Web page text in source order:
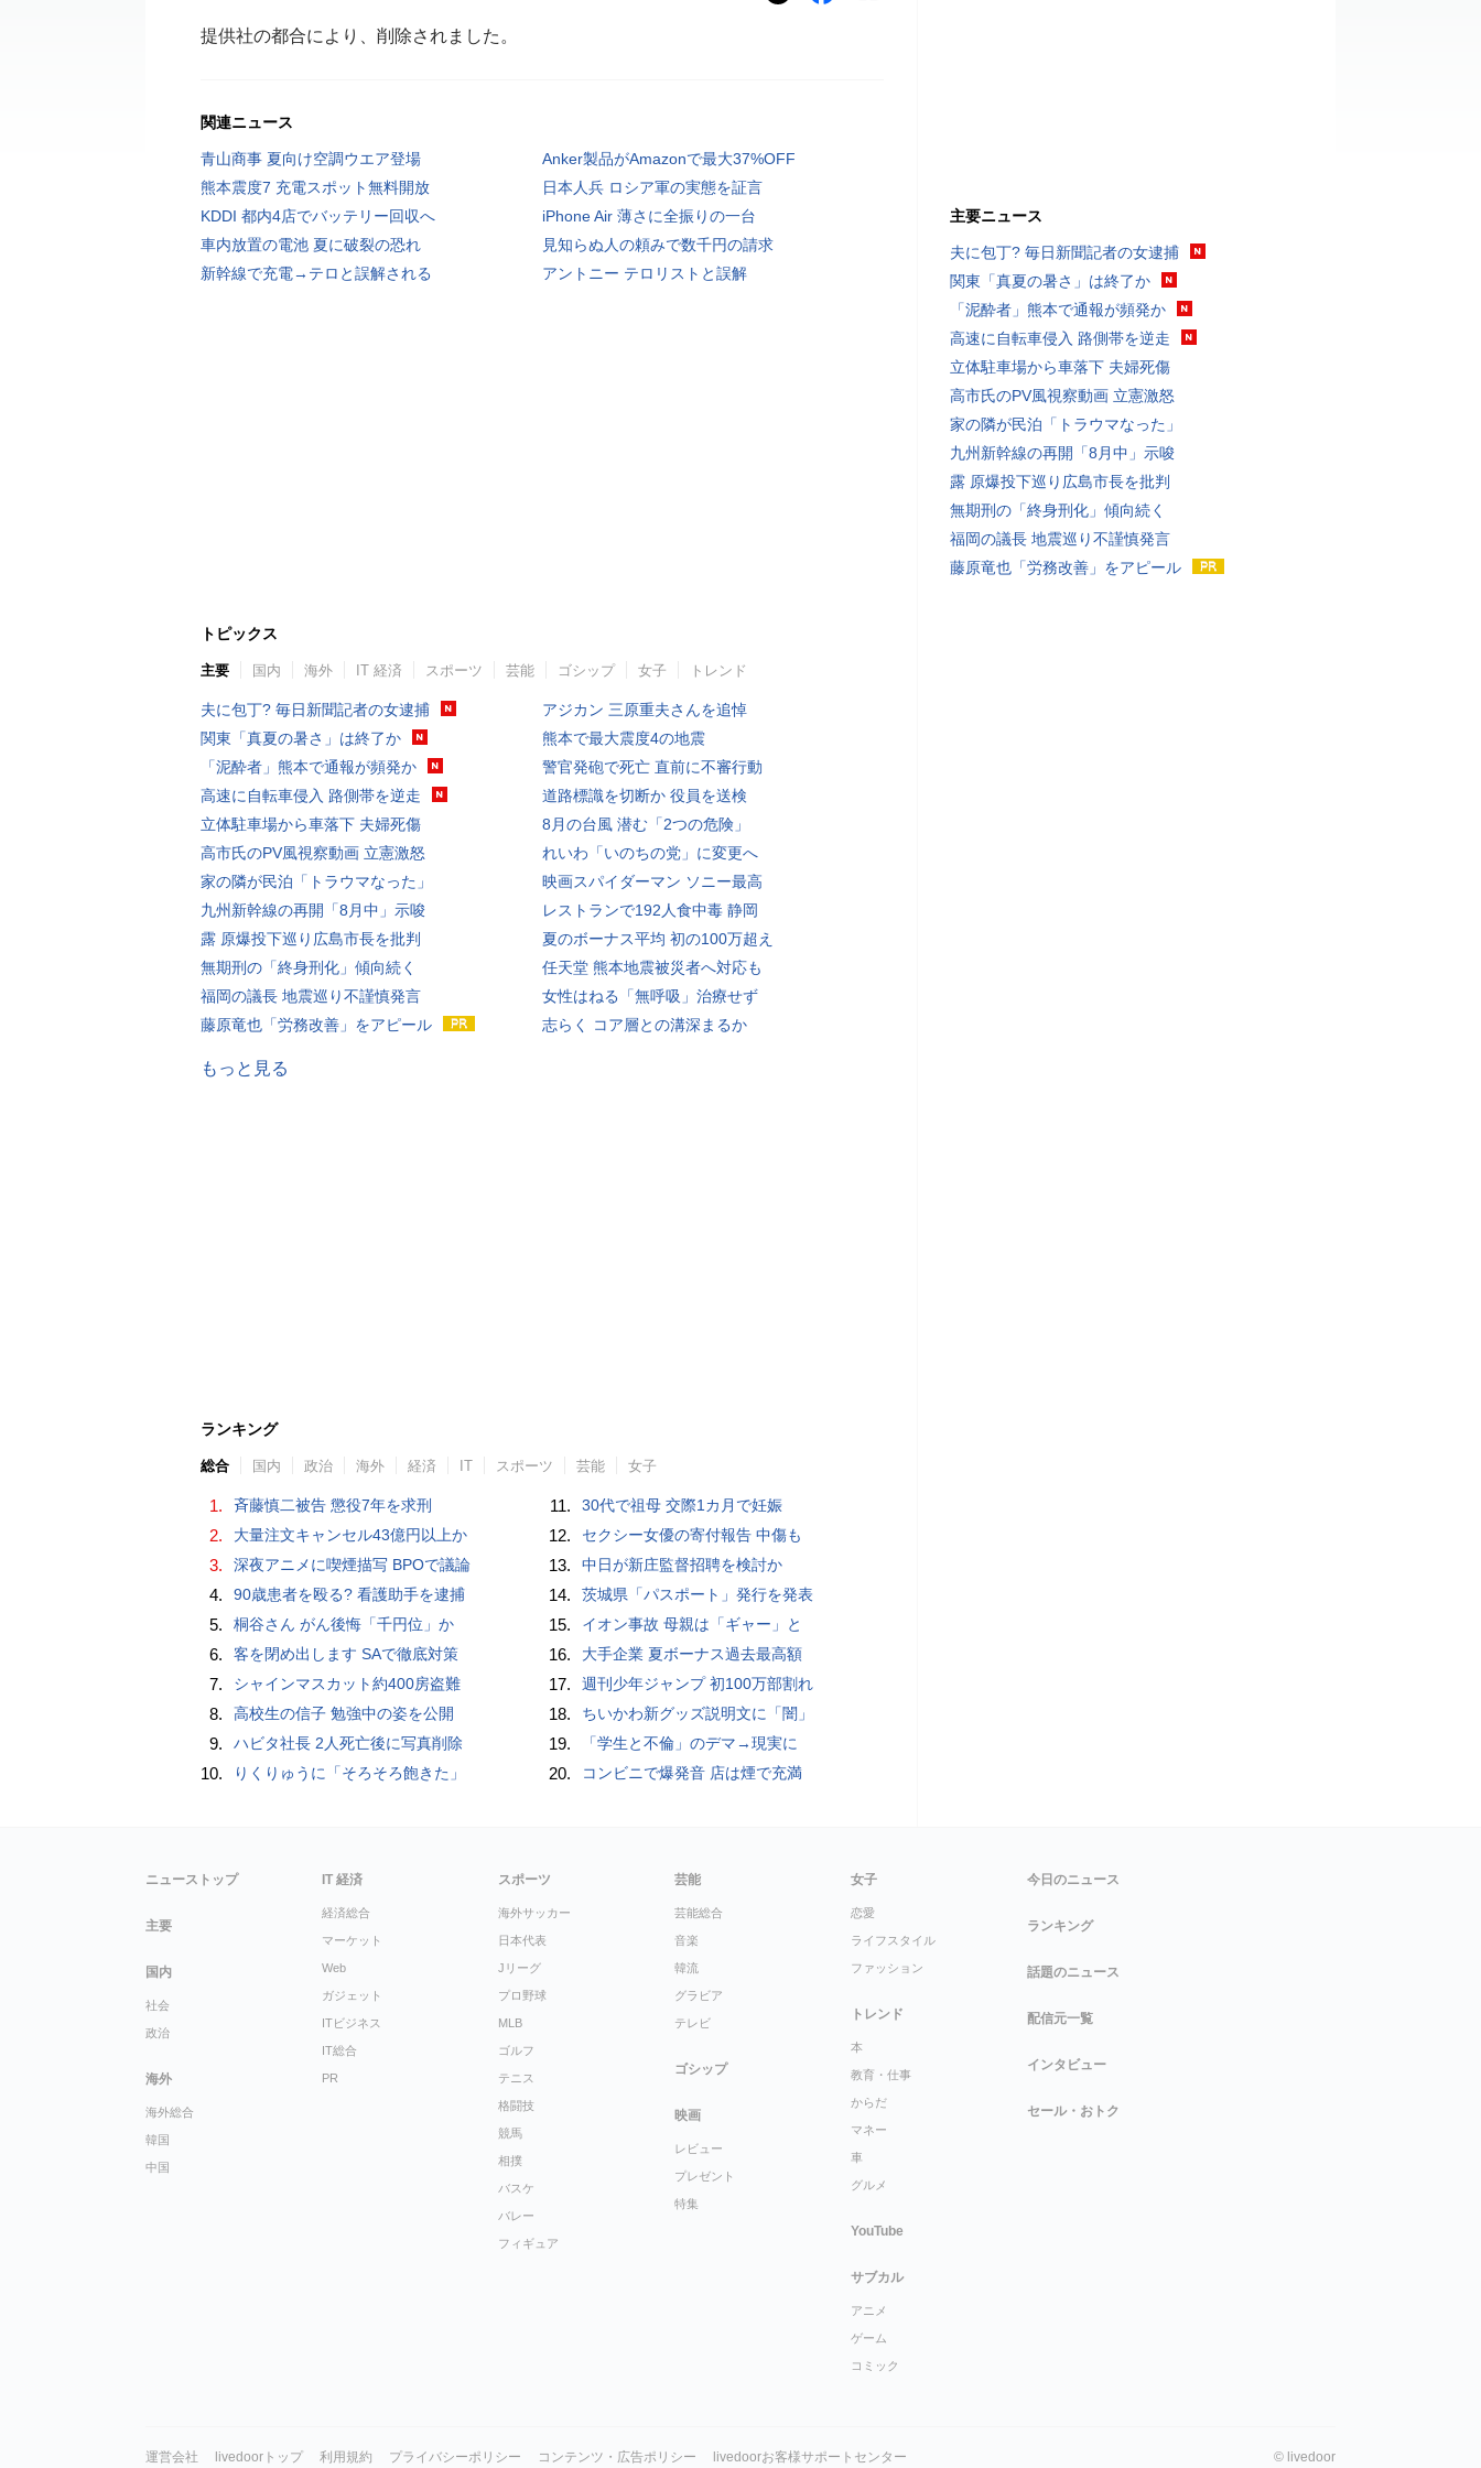
提供社の都合により、削除されました。
関連ニュース
青山商事 夏向け空調ウエア登場
Anker製品がAmazonで最大37%OFF
熊本震度7 充電スポット無料開放
日本人兵 ロシア軍の実態を証言
KDDI 都内4店でバッテリー回収へ
iPhone Air 薄さに全振りの一台
車内放置の電池 夏に破裂の恐れ
見知らぬ人の頼みで数千円の請求
新幹線で充電→テロと誤解される
アントニー テロリストと誤解
トピックス
主要 国内 海外 IT 経済 スポーツ 芸能 ゴシップ 女子 トレンド
夫に包丁? 毎日新聞記者の女逮捕
関東「真夏の暑さ」は終了か
「泥酔者」熊本で通報が頻発か
高速に自転車侵入 路側帯を逆走
立体駐車場から車落下 夫婦死傷
高市氏のPV風視察動画 立憲激怒
家の隣が民泊「トラウマなった」
九州新幹線の再開「8月中」示唆
露 原爆投下巡り広島市長を批判
無期刑の「終身刑化」傾向続く
福岡の議長 地震巡り不謹慎発言
藤原竜也「労務改善」をアピール
アジカン 三原重夫さんを追悼
熊本で最大震度4の地震
警官発砲で死亡 直前に不審行動
道路標識を切断か 役員を送検
8月の台風 潜む「2つの危険」
れいわ「いのちの党」に変更へ
映画スパイダーマン ソニー最高
レストランで192人食中毒 静岡
夏のボーナス平均 初の100万超え
任天堂 熊本地震被災者へ対応も
女性はねる「無呼吸」治療せず
志らく コア層との溝深まるか
もっと見る
ランキング
総合 国内 政治 海外 経済 IT スポーツ 芸能 女子
1. 斉藤慎二被告 懲役7年を求刑
2. 大量注文キャンセル43億円以上か
3. 深夜アニメに喫煙描写 BPOで議論
4. 90歳患者を殴る? 看護助手を逮捕
5. 桐谷さん がん後悔「千円位」か
6. 客を閉め出します SAで徹底対策
7. シャインマスカット約400房盗難
8. 高校生の信子 勉強中の姿を公開
9. ハビタ社長 2人死亡後に写真削除
10. りくりゅうに「そろそろ飽きた」
11. 30代で祖母 交際1カ月で妊娠
12. セクシー女優の寄付報告 中傷も
13. 中日が新庄監督招聘を検討か
14. 茨城県「パスポート」発行を発表
15. イオン事故 母親は「ギャー」と
16. 大手企業 夏ボーナス過去最高額
17. 週刊少年ジャンプ 初100万部割れ
18. ちいかわ新グッズ説明文に「闇」
19. 「学生と不倫」のデマ→現実に
20. コンビニで爆発音 店は煙で充満
主要ニュース
夫に包丁? 毎日新聞記者の女逮捕
関東「真夏の暑さ」は終了か
「泥酔者」熊本で通報が頻発か
高速に自転車侵入 路側帯を逆走
立体駐車場から車落下 夫婦死傷
高市氏のPV風視察動画 立憲激怒
家の隣が民泊「トラウマなった」
九州新幹線の再開「8月中」示唆
露 原爆投下巡り広島市長を批判
無期刑の「終身刑化」傾向続く
福岡の議長 地震巡り不謹慎発言
藤原竜也「労務改善」をアピール
ニューストップ
主要
国内
社会
政治
海外
海外総合
韓国
中国
IT 経済
経済総合
マーケット
Web
ガジェット
ITビジネス
IT総合
PR
スポーツ
海外サッカー
日本代表
Jリーグ
プロ野球
MLB
ゴルフ
テニス
格闘技
競馬
相撲
バスケ
バレー
フィギュア
芸能
芸能総合
音楽
韓流
グラビア
テレビ
ゴシップ
映画
レビュー
プレゼント
特集
女子
恋愛
ライフスタイル
ファッション
トレンド
本
教育・仕事
からだ
マネー
車
グルメ
YouTube
サブカル
アニメ
ゲーム
コミック
今日のニュース
ランキング
話題のニュース
配信元一覧
インタビュー
セール・おトク
運営会社 livedoorトップ 利用規約 プライバシーポリシー コンテンツ・広告ポリシー livedoorお客様サポートセンター © livedoor